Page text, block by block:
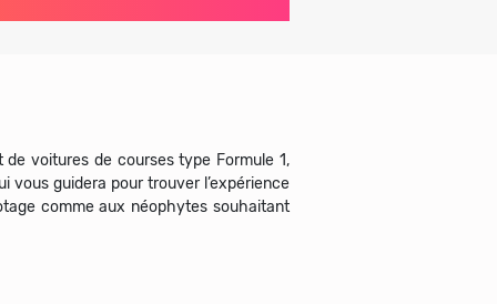
voitures de courses type Formule 1,
vous guidera pour trouver l’expérience
comme aux néophytes souhaitant